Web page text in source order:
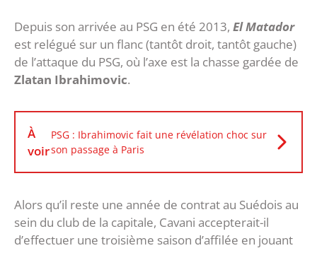
Depuis son arrivée au PSG en été 2013, El Matador
est relégué sur un flanc (tantôt droit, tantôt gauche)
de l’attaque du PSG, où l’axe est la chasse gardée de
Zlatan Ibrahimovic.
À
voir
PSG : Ibrahimovic fait une révélation choc sur
son passage à Paris
Alors qu’il reste une année de contrat au Suédois au
sein du club de la capitale, Cavani accepterait-il
d’effectuer une troisième saison d’affilée en jouant